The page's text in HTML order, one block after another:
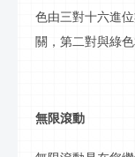
色由三對十六進
關，第二對與綠
無限滾動